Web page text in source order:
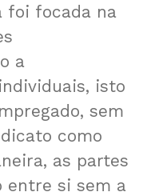
foi focada na
a
isto
sem
como
as partes
entre si sem a